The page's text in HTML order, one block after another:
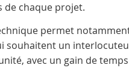
de chaque projet.
permet
souhaitent un
avec un gain de